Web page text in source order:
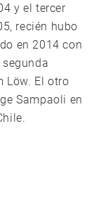
y el tercer
recién hubo
en 2014 con
Löw. El otro
Sampaoli en